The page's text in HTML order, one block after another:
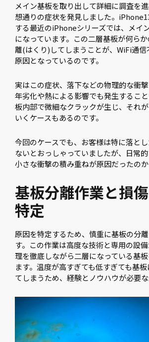
メイン基板を取り出して詳細に調査を
想通りの症状を発見しました。
する最近のiPhoneシリーズでは、メイ
になっています。この二層基板が何ら
離(はくり)してしまうことが、WiFi通
原因となっているのです。
実はこの症状、落下などの物理的な衝
年劣化や熱による影響でも発生するこ
板内部で微細なクラックが生じ、それ
いくケースもあるのです。
今回のケースでも、お客様は特に落と
ないとおっしゃっていましたが、日常
小さな衝撃の積み重ねが原因だったのか
基板分離作業と損
特定
原因を特定するため、慎重に基板の分
す。この作業は高度な技術と専用の設
理を徹底しながら二層になっている基
ます。温度が高すぎても低すぎても基
てしまうため、経験とノウハウが必要な